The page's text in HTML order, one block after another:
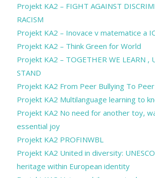
Projekt KA2 – FIGHT AGAINST
RACISM
Projekt KA2 – Inovace v matematice a
Projekt KA2 – Think Green for World
Projekt KA2 – TOGETHER WE LEARN ,
STAND
Projekt KA2 From Peer Bullying To
Projekt KA2 Multilanguage learning to
Projekt KA2 No need for another toy,
essential joy
Projekt KA2 PROFINWBL
Projekt KA2 United in diversity:
heritage within European identity